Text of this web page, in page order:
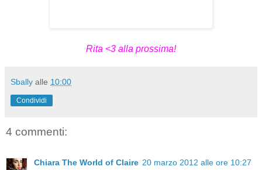
Rita <3 alla prossima!
Sbally alle 10:00
Condividi
4 commenti:
Chiara The World of Claire 20 marzo 2012 alle ore 10:27